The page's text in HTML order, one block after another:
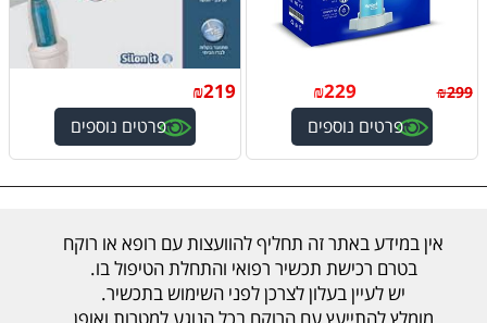
₪299
₪229
פרטים נוספים
₪219
פרטים נוספים
אין במידע באתר זה תחליף להוועצות עם רופא או רוקח
בטרם רכישת תכשיר רפואי והתחלת הטיפול בו.
יש לעיין בעלון לצרכן לפני השימוש בתכשיר.